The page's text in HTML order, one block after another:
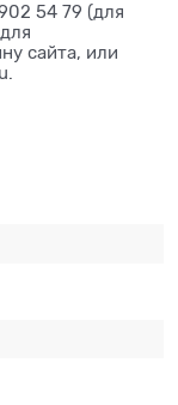
54 79 (для
сайта, или